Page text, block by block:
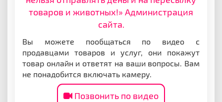
товаров и животных!» Администрация
сайта.
Вы можете пообщаться по видео с
продавцами товаров и услуг, они покажут
товар онлайн и ответят на ваши вопросы. Вам
не понадобится включать камеру.
Позвонить по видео